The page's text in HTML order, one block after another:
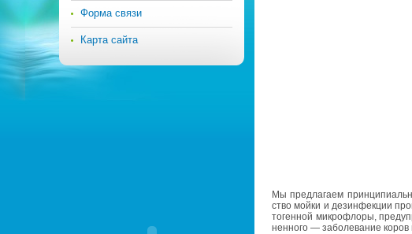
Мы пред­ла­га­ем
ство мойки и дез­ин­фек­ции
то­ген­ной мик­ро­фло­ры,
нен­но­го — за­бо­ле­ва­ние коров
Форма связи
Карта сайта